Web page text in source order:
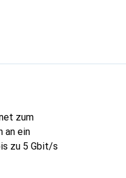
zum
an ein
zu 5 Gbit/s